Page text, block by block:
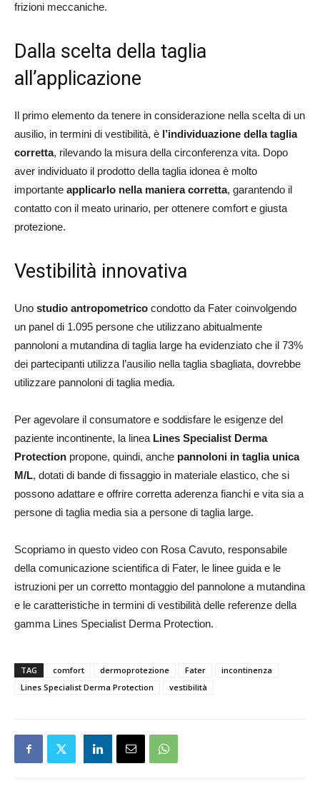
frizioni meccaniche.
Dalla scelta della taglia
all’applicazione
Il primo elemento da tenere in considerazione nella scelta di un
ausilio, in termini di vestibilità, è l’individuazione della taglia
corretta, rilevando la misura della circonferenza vita. Dopo
aver individuato il prodotto della taglia idonea è molto
importante applicarlo nella maniera corretta, garantendo il
contatto con il meato urinario, per ottenere comfort e giusta
protezione.
Vestibilità innovativa
Uno studio antropometrico condotto da Fater coinvolgendo
un panel di 1.095 persone che utilizzano abitualmente
pannoloni a mutandina di taglia large ha evidenziato che il 73%
dei partecipanti utilizza l’ausilio nella taglia sbagliata, dovrebbe
utilizzare pannoloni di taglia media.
Per agevolare il consumatore e soddisfare le esigenze del
paziente incontinente, la linea Lines Specialist Derma
Protection propone, quindi, anche pannoloni in taglia unica
M/L, dotati di bande di fissaggio in materiale elastico, che si
possono adattare e offrire corretta aderenza fianchi e vita sia a
persone di taglia media sia a persone di taglia large.
Scopriamo in questo video con Rosa Cavuto, responsabile
della comunicazione scientifica di Fater, le linee guida e le
istruzioni per un corretto montaggio del pannolone a mutandina
e le caratteristiche in termini di vestibilità delle referenze della
gamma Lines Specialist Derma Protection.
TAG comfort dermoprotezione Fater
incontinenza
Lines Specialist Derma Protection
vestibilità